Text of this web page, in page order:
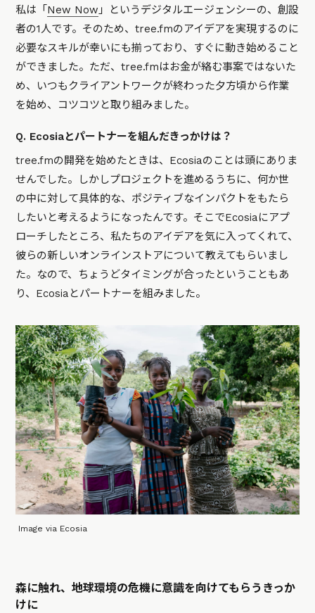
私は「 New Now 」というデジタルエージェンシーの、創設
者の1人です。そのため、tree.fmのアイデアを実現するのに
必要なスキルが幸いにも揃っており、すぐに動き始めること
ができました。ただ、tree.fmはお金が絡む事案ではないた
め、いつもクライアントワークが終わった夕方頃から作業
を始め、コツコツと取り組みました。
Q. Ecosiaとパートナーを組んだきっかけは？
tree.fmの開発を始めたときは、Ecosiaのことは頭にありま
せんでした。しかしプロジェクトを進めるうちに、何か世
の中に対して具体的な、ポジティブなインパクトをもたら
したいと考えるようになったんです。そこでEcosiaにアプ
ローチしたところ、私たちのアイデアを気に入ってくれて、
彼らの新しいオンラインストアについて教えてもらいまし
た。なので、ちょうどタイミングが合ったということもあ
り、Ecosiaとパートナーを組みました。
Image via Ecosia
森に触れ、地球環境の危機に意識を向けてもらうきっか
けに